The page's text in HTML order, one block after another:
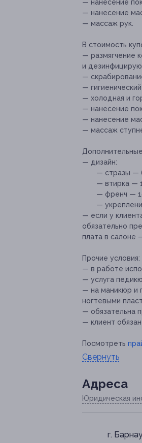
— нанесение
— нанесение
— массаж рук.
В стоимость
— размягчение
и
—
—
— холодная и
— нанесение
— нанесение
— массаж
— дизайн:
— стразы —
— втирка —
— френч —
— укрепление
— если у
обязательно
плата в салоне
Прочие условия:
— в работе
— услуга
— на маникюр и
ногтевыми
— обязательна
— клиент
Посмотреть
Свернуть
Адресa
Юридическая
г.